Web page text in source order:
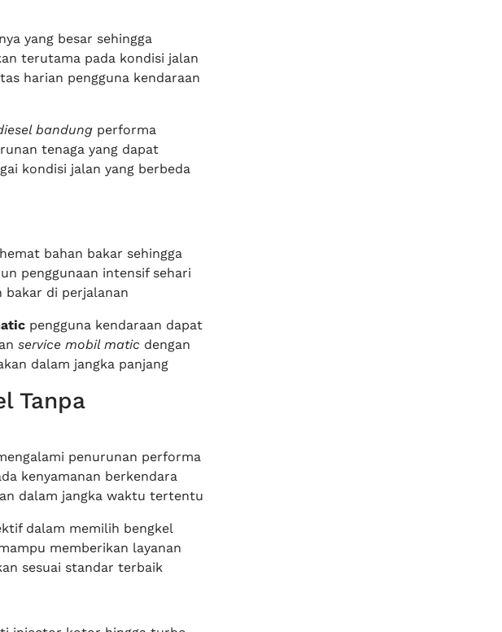
yang besar sehingga
terutama pada kondisi jalan
harian pengguna kendaraan
bandungperforma
tenaga yang dapat
kondisi jalan yang berbeda
bahan bakar sehingga
penggunaan intensif sehari
bakar di perjalanan
pengguna kendaraan dapat
service mobil maticdengan
dalam jangka panjang
Tanpa
penurunan performa
kenyamanan berkendara
dalam jangka waktu tertentu
dalam memilih bengkel
memberikan layanan
sesuai standar terbaik